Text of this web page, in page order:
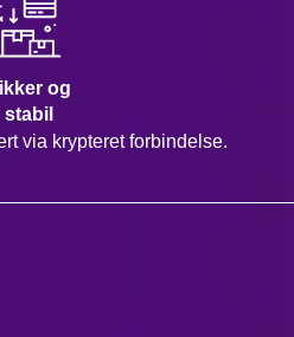
og
stabil
via krypteret forbindelse.